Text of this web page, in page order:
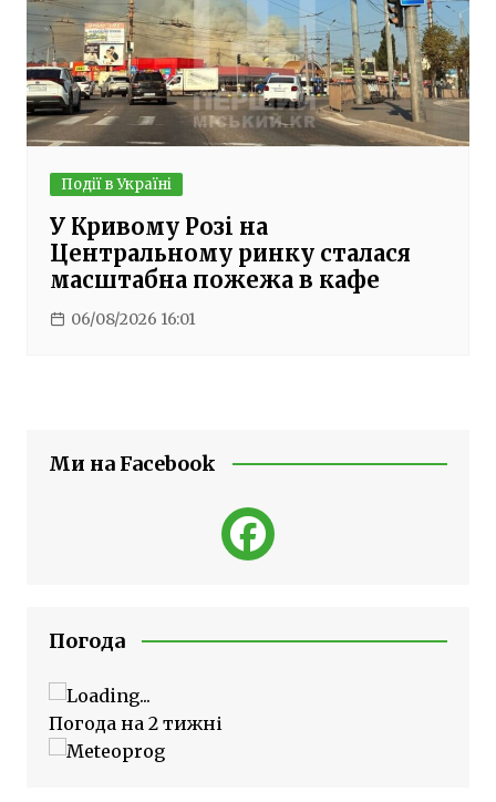
Події в Україні
У Кривому Розі на
Центральному ринку сталася
масштабна пожежа в кафе
06/08/2026 16:01
Ми на Facebook
Погода
Погода на 2 тижні